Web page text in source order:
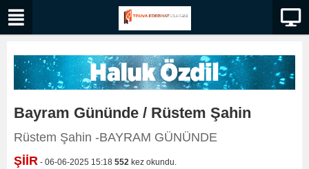
Bayram Gününde / Rüstem Şahin
Rüstem Şahin -BAYRAM GÜNÜNDE
ŞİİR - 06-06-2025 15:18 552 kez okundu.